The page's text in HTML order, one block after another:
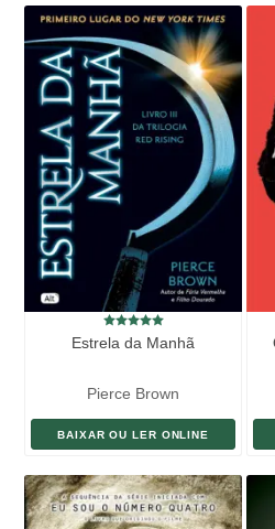
Estrela da Manhã
Pierce Brown
BAIXAR OU LER ONLINE